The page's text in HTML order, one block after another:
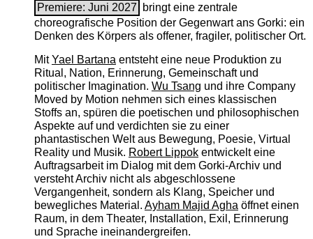
Premiere: Juni 2027
bringt eine zentrale
choreografische Position der Gegenwart ans Gorki: ein
Denken des Körpers als offener, fragiler, politischer Ort.
MitYael Bartanaentsteht eine neue Produktion zu
Ritual, Nation, Erinnerung, Gemeinschaft und
politischer Imagination. Wu Tsang und ihre Company
Moved by Motion nehmen sich eines klassischen
Stoffs an, spüren die poetischen und philosophischen
Aspekte auf und verdichten sie zu einer
phantastischen Welt aus Bewegung, Poesie, Virtual
Reality und Musik. Robert Lippokentwickelt eine
Auftragsarbeit im Dialog mit dem Gorki-Archiv und
versteht Archiv nicht als abgeschlossene
Vergangenheit, sondern als Klang, Speicher und
bewegliches Material. Ayham Majid Aghaöffnet einen
Raum, in dem Theater, Installation, Exil, Erinnerung
und Sprache ineinandergreifen.